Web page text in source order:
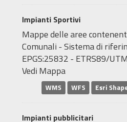
Impianti Sportivi
Mappe delle aree
Comunali - Sistema di
EPGS:25832 - ETRS89/
Vedi Mappa
WMS WFS Esri
Impianti pubblicitari